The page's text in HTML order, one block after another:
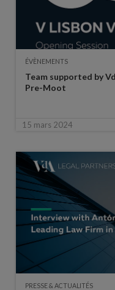
ÉVÈNEMENTS
Team supported by
Pre-Moot
15 mars 2024
PRESSE & ACTUALITÉS